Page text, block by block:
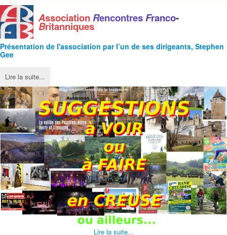
AssociationRencontresFranco-
Britanniques
Présentation de l'association par l’un de ses dirigeants, Stephen
Gee
Lire la suite...
Lire la suite...